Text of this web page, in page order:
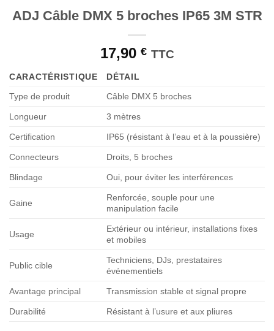
ADJ Câble DMX 5 broches IP65 3M STR
17,90 € TTC
CARACTÉRISTIQUE
DÉTAIL
Type de produit
Câble DMX 5 broches
Longueur 3 mètres
Certification IP65 (résistant à l’eau et à la poussière)
Connecteurs Droits, 5 broches
Blindage Oui, pour éviter les interférences
Gaine
Renforcée, souple pour une
manipulation facile
Usage
Extérieur ou intérieur, installations fixes
et mobiles
Public cible
Techniciens, DJs, prestataires
événementiels
Avantage principal Transmission stable et signal propre
Durabilité Résistant à l’usure et aux pliures